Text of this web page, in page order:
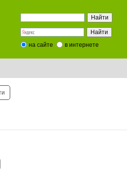
на сайте в интернете